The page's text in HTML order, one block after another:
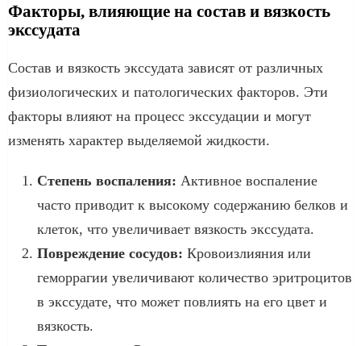
Факторы, влияющие на состав и вязкость
экссудата
Состав и вязкость экссудата зависят от различных
физиологических и патологических факторов. Эти
факторы влияют на процесс экссудации и могут
изменять характер выделяемой жидкости.
Степень воспаления: Активное воспаление
часто приводит к высокому содержанию белков и
клеток, что увеличивает вязкость экссудата.
Повреждение сосудов: Кровоизлияния или
геморрагии увеличивают количество эритроцитов
в экссудате, что может повлиять на его цвет и
вязкость.